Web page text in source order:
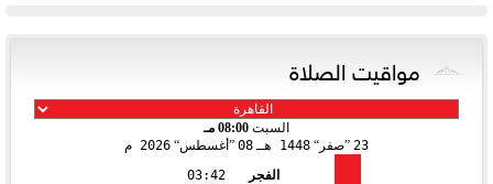
مواقيت الصلاة
السبت 08:00 مـ
23 صفر 1448 هـ 08 أغسطس 2026 م
الفجر
03:42